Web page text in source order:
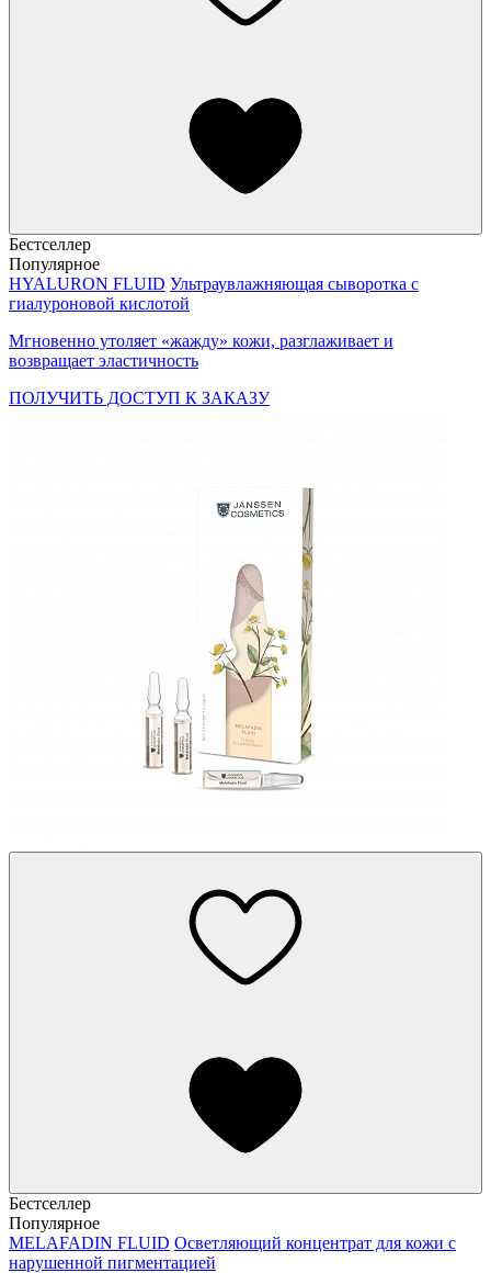
Бестселлер
Популярное
HYALURON FLUID Ультраувлажняющая сыворотка с
гиалуроновой кислотой
Мгновенно утоляет «жажду» кожи, разглаживает и
возвращает эластичность
ПОЛУЧИТЬ ДОСТУП К ЗАКАЗУ
Бестселлер
Популярное
МELAFADIN FLUID Осветляющий концентрат для кожи с
нарушенной пигментацией